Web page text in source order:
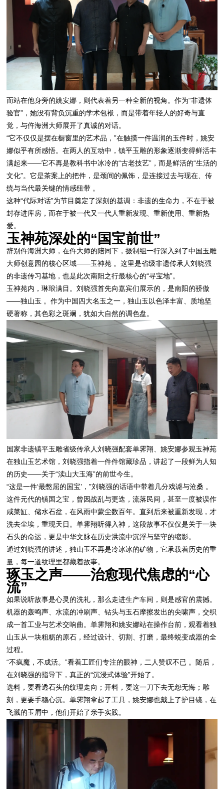
而站在他身旁的姚安娜，则代表着另一种全新的视角。作为“非遗体
验官”，她没有背负沉重的学术包袱，而是带着年轻人的好奇与直
觉，与仵海洲大师展开了真诚的对话。
“它不仅仅是摆在橱窗里的艺术品，”在触摸一件温润的玉件时，姚安
娜似乎有所感悟。在两人的互动中，镇平玉雕的形象逐渐变得鲜活丰
满起来——它不再是教科书中冰冷的“古老技艺”，而是鲜活的“生活的
文化”。它是茶案上的把件，是颈间的佩饰，是连接过去与现在、传
统与当代最关键的情感纽带 。
这种“代际对话”为节目奠定了深刻的基调：非遗的生命力，不在于被
封存进库房，而在于被一代又一代人重新发现、重新使用、重新热
爱。
玉神苑深处的“国宝前世”
辞别仵海洲大师，在仵大师的陪同下，摄制组一行深入到了中国玉雕
大师创意园的核心区域——玉神苑 。这里是省级非遗传承人刘晓强
的非遗传习基地，也是此次南阳之行最核心的“寻宝地”。
玉神苑内，琳琅满目。刘晓强首先向嘉宾们展示的，是南阳的骄傲
——独山玉 。作为中国四大名玉之一，独山玉以色泽丰富、质地坚
硬著称，其色彩之斑斓，犹如大自然的调色盘。
国家非遗镇平玉雕省级传承人刘晓强配套单霁翔、姚安娜参观玉神苑
在独山玉艺术馆，刘晓强指着一件件馆藏珍品，讲起了一段鲜为人知
的历史——关于“渎山大玉海”的前世今生。
“这是一件‘最憋屈的国宝’，”刘晓强的话语中带着几分戏谑与沧桑 。
这件元代的镇国之宝，曾因战乱与更迭，流落民间，甚至一度被误作
咸菜缸、储水石盆，在风雨中蒙尘数百年。直到后来被重新发现，才
洗去尘埃，重现天日。单霁翔听得入神，这段故事不仅仅是关于一块
石头的命运，更是中华文脉在历史洪流中沉浮与坚守的缩影。
通过刘晓强的讲述，独山玉不再是冷冰冰的矿物，它承载着历史的重
量，每一道纹理里都藏着故事。
琢玉之声——治愈现代焦虑的“心
流”
如果说听故事是心灵的洗礼，那么走进生产车间，则是感官的震撼。
机器的轰鸣声、水流的冲刷声、钻头与玉石摩擦发出的尖啸声，交织
成一首工业与艺术交响曲。单霁翔和姚安娜站在操作台前，观看着独
山玉从一块粗粝的原石，经过设计、切割、打磨，最终蜕变成器的全
过程。
“不疯魔，不成活。”看着工匠们专注的眼神，二人赞叹不已 。随后，
在刘晓强的指导下，真正的“沉浸式体验”开始了。
选料，要看透石头的纹理走向；开料，要这一刀下去无怨无悔；雕
刻，更要手稳心沉。单霁翔拿起了工具，姚安娜也戴上了护目镜，在
飞溅的玉屑中，他们开始了亲手实践。